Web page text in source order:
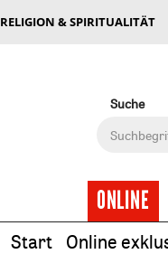
RELIGION & SPIRITUALITÄT
Suche
ONLINE
Start Online